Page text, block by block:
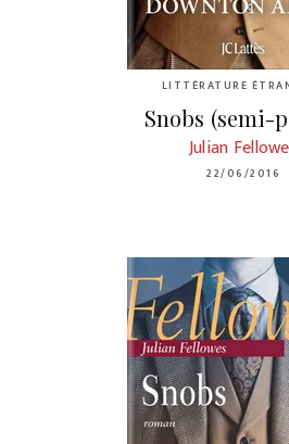
LITTÉRATURE
Snobs (semi-
Julian
22/06/2016